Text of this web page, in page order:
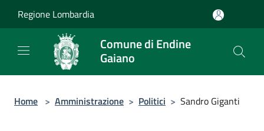
Regione Lombardia
Comune di Endine
Gaiano
Home > Amministrazione > Politici > Sandro Giganti